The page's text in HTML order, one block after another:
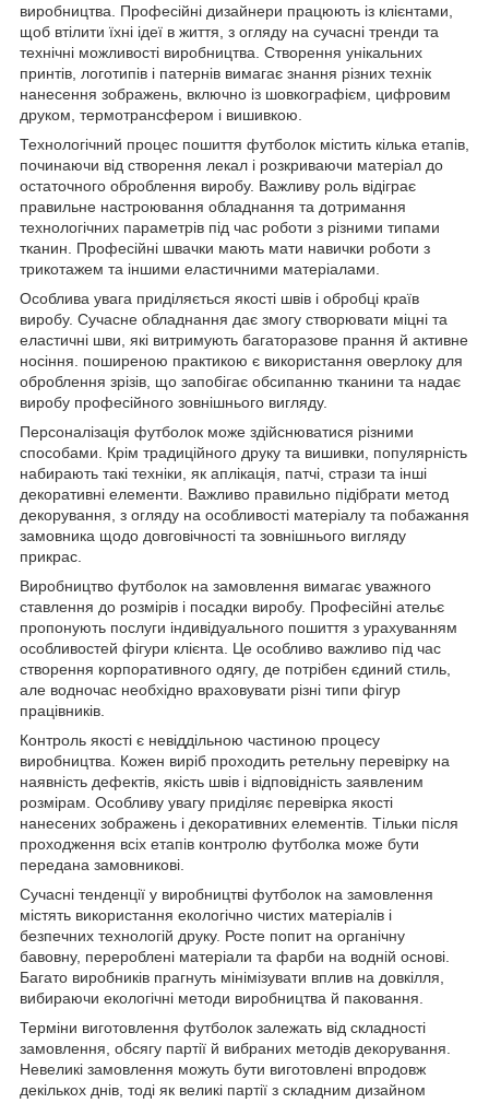
виробництва. Професійні дизайнери працюють із клієнтами,
щоб втілити їхні ідеї в життя, з огляду на сучасні тренди та
технічні можливості виробництва. Створення унікальних
принтів, логотипів і патернів вимагає знання різних технік
нанесення зображень, включно із шовкографієм, цифровим
друком, термотрансфером і вишивкою.
Технологічний процес пошиття футболок містить кілька етапів,
починаючи від створення лекал і розкриваючи матеріал до
остаточного оброблення виробу. Важливу роль відіграє
правильне настроювання обладнання та дотримання
технологічних параметрів під час роботи з різними типами
тканин. Професійні швачки мають мати навички роботи з
трикотажем та іншими еластичними матеріалами.
Особлива увага приділяється якості швів і обробці країв
виробу. Сучасне обладнання дає змогу створювати міцні та
еластичні шви, які витримують багаторазове прання й активне
носіння. поширеною практикою є використання оверлоку для
оброблення зрізів, що запобігає обсипанню тканини та надає
виробу професійного зовнішнього вигляду.
Персоналізація футболок може здійснюватися різними
способами. Крім традиційного друку та вишивки, популярність
набирають такі техніки, як аплікація, патчі, стрази та інші
декоративні елементи. Важливо правильно підібрати метод
декорування, з огляду на особливості матеріалу та побажання
замовника щодо довговічності та зовнішнього вигляду
прикрас.
Виробництво футболок на замовлення вимагає уважного
ставлення до розмірів і посадки виробу. Професійні ательє
пропонують послуги індивідуального пошиття з урахуванням
особливостей фігури клієнта. Це особливо важливо під час
створення корпоративного одягу, де потрібен єдиний стиль,
але водночас необхідно враховувати різні типи фігур
працівників.
Контроль якості є невіддільною частиною процесу
виробництва. Кожен виріб проходить ретельну перевірку на
наявність дефектів, якість швів і відповідність заявленим
розмірам. Особливу увагу приділяє перевірка якості
нанесених зображень і декоративних елементів. Тільки після
проходження всіх етапів контролю футболка може бути
передана замовникові.
Сучасні тенденції у виробництві футболок на замовлення
містять використання екологічно чистих матеріалів і
безпечних технологій друку. Росте попит на органічну
бавовну, перероблені матеріали та фарби на водній основі.
Багато виробників прагнуть мінімізувати вплив на довкілля,
вибираючи екологічні методи виробництва й паковання.
Терміни виготовлення футболок залежать від складності
замовлення, обсягу партії й вибраних методів декорування.
Невеликі замовлення можуть бути виготовлені впродовж
декількох днів, тоді як великі партії з складним дизайном